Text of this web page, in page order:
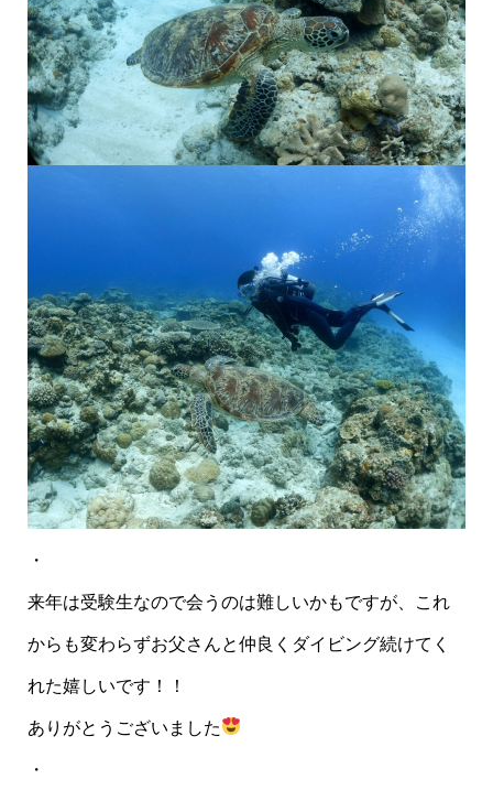
・
来年は受験生なので会うのは難しいかもですが、これ
からも変わらずお父さんと仲良くダイビング続けてく
れた嬉しいです！！
ありがとうございました
・